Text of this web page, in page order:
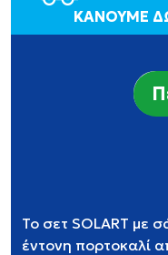
ΚΑΝΟΥΜΕ
Το σετ SOLART με
έντονη πορτοκαλί